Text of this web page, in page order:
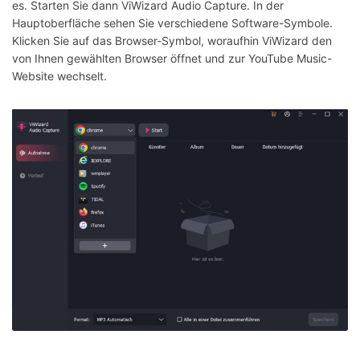
es. Starten Sie dann ViWizard Audio Capture. In der
Hauptoberfläche sehen Sie verschiedene Software-Symbole.
Klicken Sie auf das Browser-Symbol, woraufhin ViWizard den
von Ihnen gewählten Browser öffnet und zur YouTube Music-
Website wechselt.